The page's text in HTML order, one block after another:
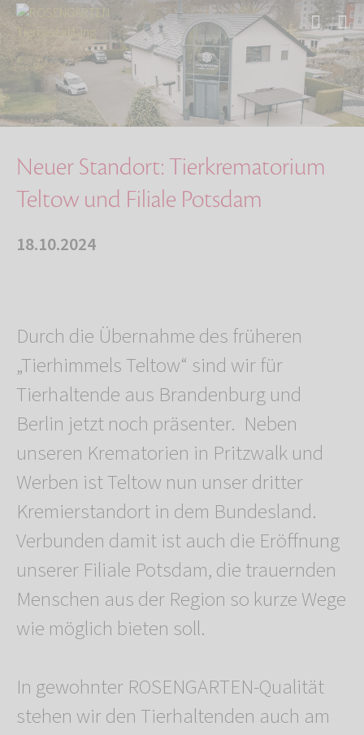
Start Über uns
Aktuelles
Neuer Standort: Tierkrematorium Teltow und Fi…
Neuer Standort: Tierkrematorium
Teltow und Filiale Potsdam
18.10.2024
Durch die Übernahme des früheren
„Tierhimmels Teltow“ sind wir für
Tierhaltende aus Brandenburg und
Berlin jetzt noch präsenter. Neben
unseren Krematorien in Pritzwalk und
Werben ist Teltow nun unser dritter
Kremierstandort in dem Bundesland.
Verbunden damit ist auch die Eröffnung
unserer Filiale Potsdam, die trauernden
Menschen aus der Region so kurze Wege
wie möglich bieten soll.
In gewohnter ROSENGARTEN-Qualität
stehen wir den Tierhaltenden auch am